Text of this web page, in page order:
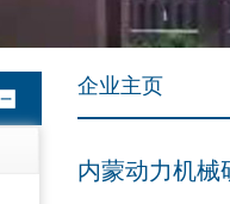
企业主页
内蒙动力机械